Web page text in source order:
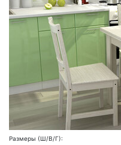
Размеры (Ш/В/Г):